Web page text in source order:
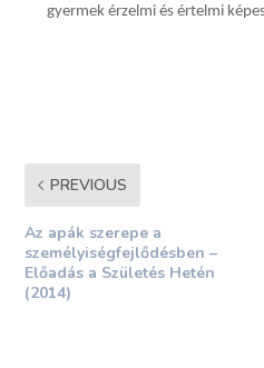
gyermek érzelmi és értelmi
PREVIOUS
Az apák szerepe a
személyiségfejlődésben –
Előadás a Születés Hetén
(2014)